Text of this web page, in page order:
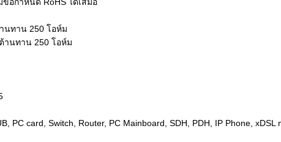
นทาน 250 โอห์ม
านทาน 250 โอห์ม
card, Switch, Router, PC Mainboard, SDH, PDH, IP Phone, xDSL